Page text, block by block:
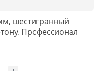
шестигранный
Профессионал